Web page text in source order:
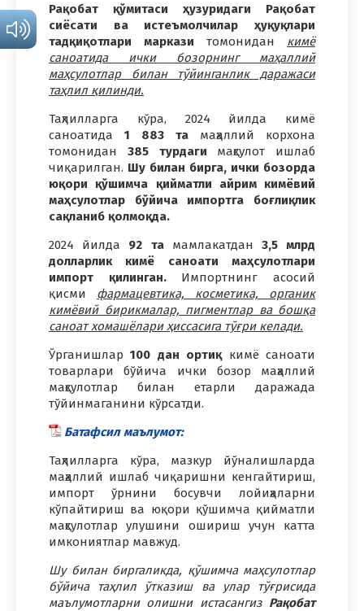
Рақобат қўмитаси ҳузуридаги Рақобат
сиёсати ва истеъмолчилар ҳуқуқлари
тадқиқотлари маркази томонидан кимё
саноатида ички бозорнинг маҳаллий
маҳсулотлар билан тўйинганлик даражаси
таҳлил қилинди.
Таҳлилларга кўра, 2024 йилда кимё
саноатида 1 883 та маҳаллий корхона
томонидан 385 турдаги маҳсулот ишлаб
чиқарилган. Шу билан бирга, ички бозорда
юқори қўшимча қийматли айрим кимёвий
маҳсулотлар бўйича импортга боғлиқлик
сақланиб қолмоқда.
2024 йилда 92 тамамлакатдан 3,5 млрд
долларлик кимё саноати маҳсулотлари
импорт қилинган.Импортнинг асосий
қисми фармацевтика, косметика, органик
кимёвий бирикмалар, пигментлар ва бошқа
саноат хомашёлари ҳиссасига тўғри келади.
Ўрганишлар100 дан ортиқкимё саноати
товарлари бўйича ички бозор маҳаллий
маҳсулотлар билан етарли даражада
тўйинмаганини кўрсатди.
Батафсил маълумот:
Таҳлилларга кўра, мазкур йўналишларда
маҳаллий ишлаб чиқаришни кенгайтириш,
импорт ўрнини босувчи лойиҳаларни
кўпайтириш ва юқори қўшимча қийматли
маҳсулотлар улушини ошириш учун катта
имкониятлар мавжуд.
Шу билан биргаликда, қўшимча маҳсулотлар
бўйича таҳлил ўтказиш ва улар тўғрисида
маълумотларни олишни истасангиз Рақобат